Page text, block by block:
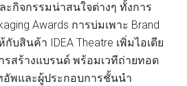
ะกิจกรรมน่าสนใจต่างๆ ทั้งการ
Awards การบ่มเพาะ Brand
บสินค้า IDEA Theatre เพิ่มไอเดีย
รสร้างแบรนด์ พร้อมเวทีถ่ายทอด
อัพและผู้ประกอบการชั้นนำ